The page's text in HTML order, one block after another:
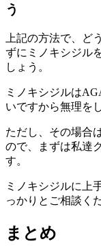
う
上記の方法で、ど
ずにミノキシジル
しょう。
ミノキシジルは
いですから無理を
ただし、その場合
ので、まずは私達
す。
ミノキシジルに上
っかりとご相談く
まとめ